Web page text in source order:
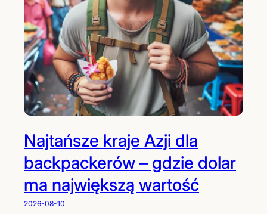
Najtańsze kraje Azji dla
backpackerów – gdzie dolar
ma największą wartość
2026-08-10